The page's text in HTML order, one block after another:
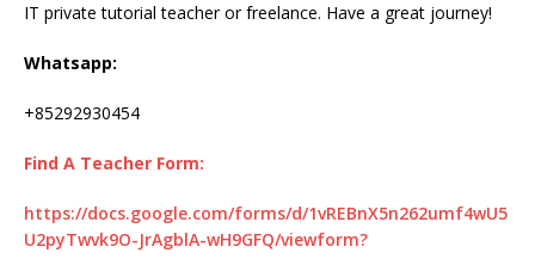
IT private tutorial teacher or freelance. Have a great journey!
Whatsapp:
+85292930454
Find A Teacher Form:
https://docs.google.com/forms/d/1vREBnX5n262umf4wU5
U2pyTwvk9O-JrAgblA-wH9GFQ/viewform?